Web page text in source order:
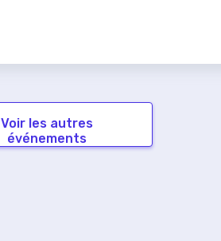
Voir les autres
événements